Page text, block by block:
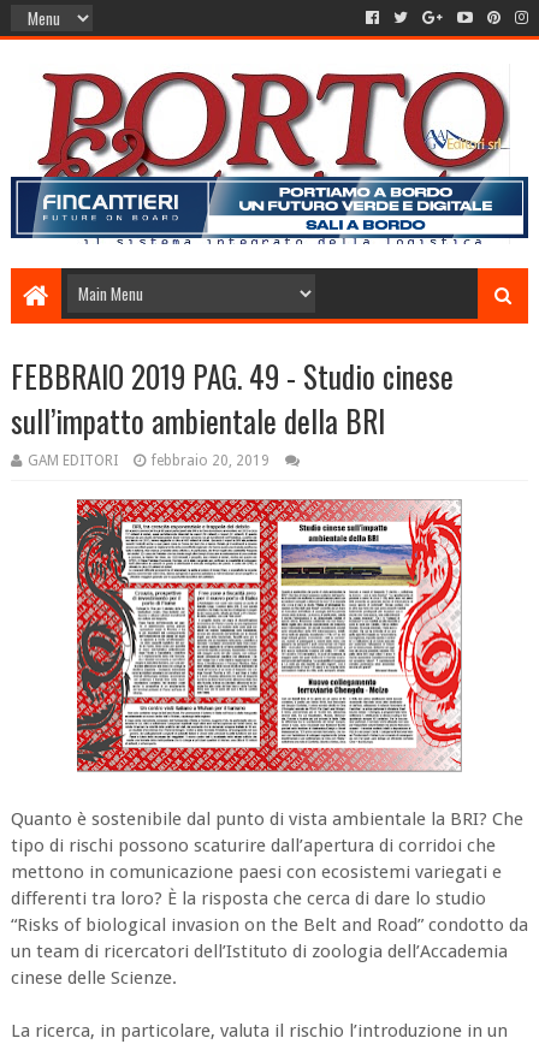
FEBBRAIO 2019 PAG. 49 - Studio cinese
sull’impatto ambientale della BRI
GAM EDITORI febbraio 20, 2019
Quanto è sostenibile dal punto di vista ambientale la BRI? Che
tipo di rischi possono scaturire dall’apertura di corridoi che
mettono in comunicazione paesi con ecosistemi variegati e
differenti tra loro? È la risposta che cerca di dare lo studio
“Risks of biological invasion on the Belt and Road” condotto da
un team di ricercatori dell’Istituto di zoologia dell’Accademia
cinese delle Scienze.
La ricerca, in particolare, valuta il rischio l’introduzione in un